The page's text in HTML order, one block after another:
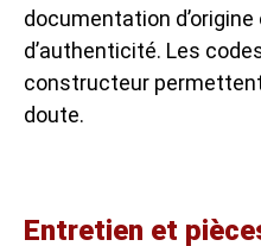
documentation
d’authenticité. Les
constructeur
doute.
Entretien et